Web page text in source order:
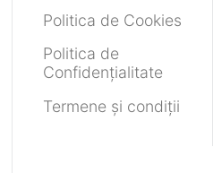
Politica de Cookies
Politica de
Confidențialitate
Termene și condiții